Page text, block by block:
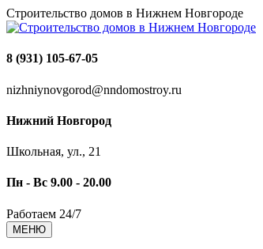
Строительство домов в Нижнем Новгороде
8 (931) 105-67-05
nizhniynovgorod@nndomostroy.ru
Нижний Новгород
Школьная, ул., 21
Пн - Вс 9.00 - 20.00
Работаем 24/7
МЕНЮ